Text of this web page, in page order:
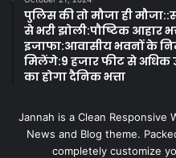
पुलिस की तो मौजा ही
से भरी झोली:पौष्टिक आहार
इजाफा:आवासीय भवनों के
मिलेंगे:9 हजार फीट से अधिक
का होगा दैनिक भत्ता
Jannah is a Clean Responsive
News and Blog theme.
completely customize